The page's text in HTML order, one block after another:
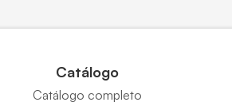
Catálogo
Catálogo completo